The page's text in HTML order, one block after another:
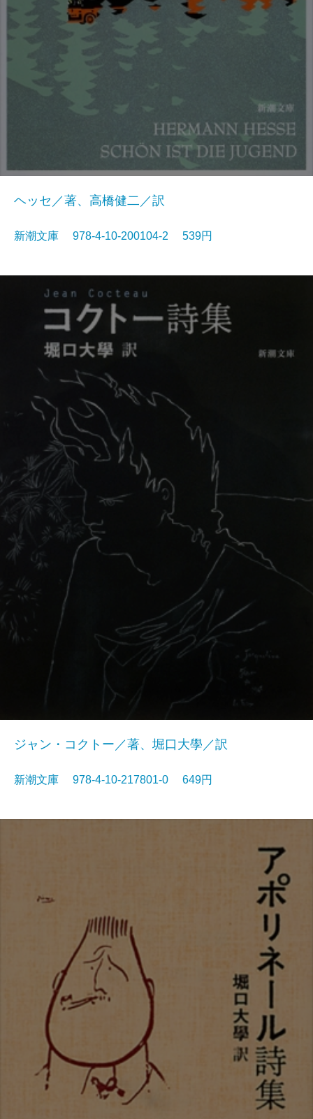
ヘッセ／著、高橋健二／訳
新潮文庫 978-4-10-200104-2 539円
ジャン・コクトー／著、堀口大學／訳
新潮文庫 978-4-10-217801-0 649円